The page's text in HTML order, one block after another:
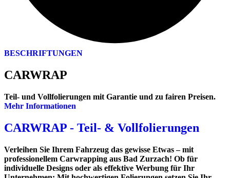
BESCHRIFTUNGEN
CARWRAP
Teil- und Vollfolierungen mit Garantie und zu fairen Preisen.
Mehr Informationen
CARWRAP - Teil- & Vollfolierungen
Verleihen Sie Ihrem Fahrzeug das gewisse Etwas– mit
professionellem Carwrapping aus Bad Zurzach! Ob für
individuelle Designs oder als effektive Werbung für Ihr